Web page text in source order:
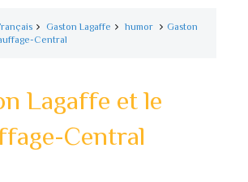
Gaston Lagaffe humor
Gaston
Central
Lagaffe et le
Central